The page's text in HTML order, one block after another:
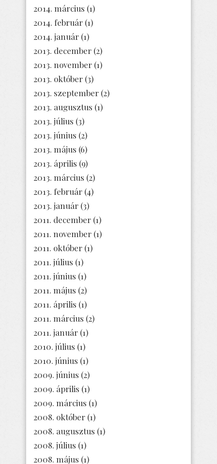
2014. március (1)
2014. február (1)
2014. január (1)
2013. december (2)
2013. november (1)
2013. október (3)
2013. szeptember (2)
2013. augusztus (1)
2013. július (3)
2013. június (2)
2013. május (6)
2013. április (9)
2013. március (2)
2013. február (4)
2013. január (3)
2011. december (1)
2011. november (1)
2011. október (1)
2011. július (1)
2011. június (1)
2011. május (2)
2011. április (1)
2011. március (2)
2011. január (1)
2010. július (1)
2010. június (1)
2009. június (2)
2009. április (1)
2009. március (1)
2008. október (1)
2008. augusztus (1)
2008. július (1)
2008. május (1)